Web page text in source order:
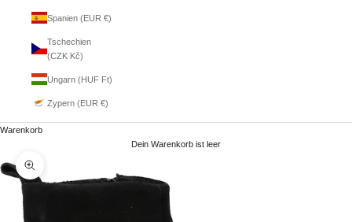
Spanien (EUR €)
Tschechien
(CZK Kč)
Ungarn (HUF Ft)
Zypern (EUR €)
Warenkorb
Dein Warenkorb ist leer
Bild vergrößern